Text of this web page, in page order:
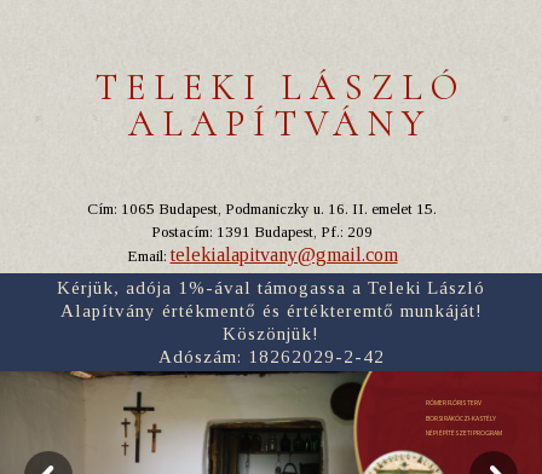
TELEKI LÁSZLÓ
ALAPÍTVÁNY
Cím: 1065 Budapest, Podmaniczky u. 16. II. emelet 15.
Postacím: 1391 Budapest, Pf.: 209
Email:telekialapitvany@gmail.com
Kérjük, adója 1%-ával támogassa a Teleki László
Alapítvány értékmentő és értékteremtő munkáját!
Köszönjük!
Adószám: 18262029-2-42
RÓMER FLÓRIS TERV
BORSI RÁKÓCZI-KASTÉLY
NÉPI ÉPÍTÉSZETI PROGRAM